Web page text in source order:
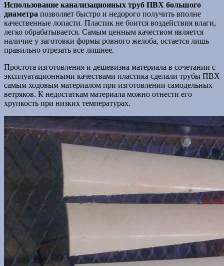
Использование канализационных труб ПВХ большого
диаметра позволяет быстро и недорого получить вполне
качественные лопасти. Пластик не боится воздействия влаги,
легко обрабатывается. Самым ценным качеством является
наличие у заготовки формы ровного желоба, остается лишь
правильно отрезать все лишнее.
Простота изготовления и дешевизна материала в сочетании с
эксплуатационными качествами пластика сделали трубы ПВХ
самым ходовым материалом при изготовлении самодельных
ветряков. К недостаткам материала можно отнести его
хрупкость при низких температурах.